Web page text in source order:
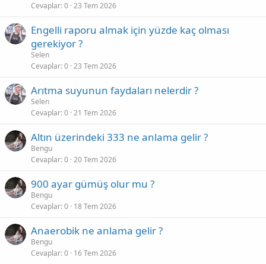
Cevaplar 0 23 Tem 2026
Engelli raporu almak için yüzde kaç olması
gerekiyor ?
Selen
Cevaplar 0 23 Tem 2026
Arıtma suyunun faydaları nelerdir ?
Selen
Cevaplar 0 21 Tem 2026
Altın üzerindeki 333 ne anlama gelir ?
Bengu
Cevaplar 0 20 Tem 2026
900 ayar gümüş olur mu ?
Bengu
Cevaplar 0 18 Tem 2026
Anaerobik ne anlama gelir ?
Bengu
Cevaplar 0 16 Tem 2026